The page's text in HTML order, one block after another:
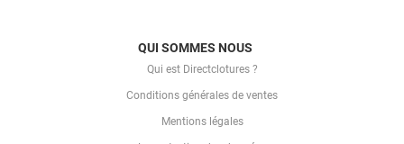
QUI SOMMES NOUS
Qui est Directclotures ?
Conditions générales de ventes
Mentions légales